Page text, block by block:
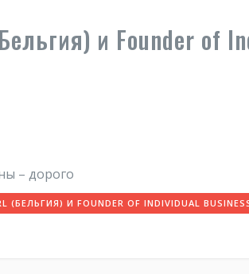
и Founder of
– дорого
И FOUNDER OF INDIVIDUAL